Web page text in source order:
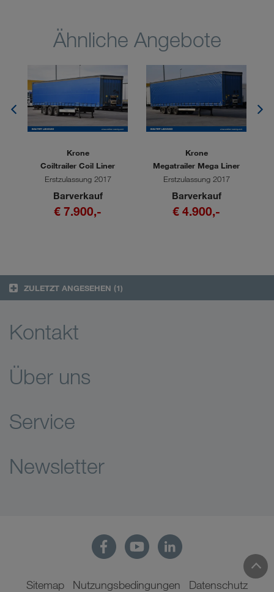
Ähnliche Angebote
Krone
Coiltrailer Coil Liner
Erstzulassung 2017
Barverkauf
€ 7.900,-
Krone
Megatrailer Mega Liner
Erstzulassung 2017
Barverkauf
€ 4.900,-
ZULETZT ANGESEHEN (1)
Kontakt
Über uns
Service
Newsletter
Sitemap Nutzungsbedingungen Datenschutz